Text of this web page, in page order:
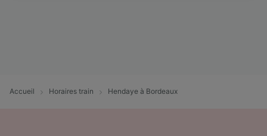
Accueil Horaires train Hendaye à Bordeaux
externes, traitent des données selon les